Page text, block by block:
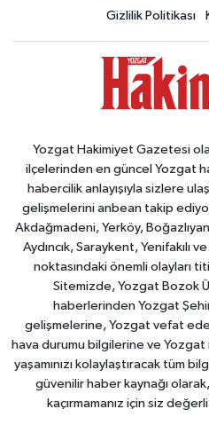
Gizlilik Politikası
Yozgat Hakimiyet Gazetesi
ilçelerinden en güncel Yozgat
habercilik anlayışıyla sizlere
gelişmelerini anbean takip
Akdağmadeni, Yerköy,
Aydıncık, Saraykent, Yenifakılı
noktasındaki önemli olayları
Sitemizde, Yozgat Bozok
haberlerinden Yozgat
gelişmelerine, Yozgat vefat
hava durumu bilgilerine ve
yaşamınızı kolaylaştıracak tüm
güvenilir haber kaynağı
kaçırmamanız için siz değerli